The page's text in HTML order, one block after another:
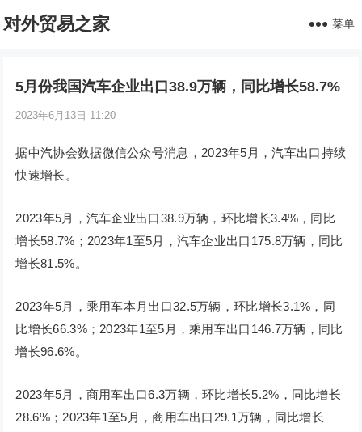
对外贸易之家 菜单
5月份我国汽车企业出口38.9万辆，同比增长58.7%
2023年6月13日 11:20
据中汽协会数据微信公众号消息，2023年5月，汽车出口持续
快速增长。
2023年5月，汽车企业出口38.9万辆，环比增长3.4%，同比
增长58.7%；2023年1至5月，汽车企业出口175.8万辆，同比
增长81.5%。
2023年5月，乘用车本月出口32.5万辆，环比增长3.1%，同
比增长66.3%；2023年1至5月，乘用车出口146.7万辆，同比
增长96.6%。
2023年5月，商用车出口6.3万辆，环比增长5.2%，同比增长
28.6%；2023年1至5月，商用车出口29.1万辆，同比增长